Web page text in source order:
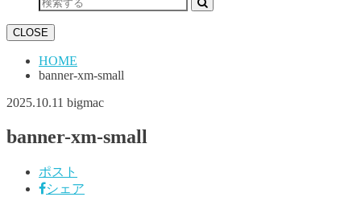
CLOSE
HOME
banner-xm-small
2025.10.11 bigmac
banner-xm-small
ポスト
シェア